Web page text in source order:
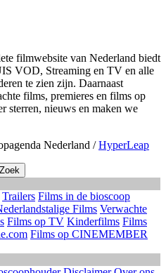
filmwebsite van Nederland biedt
VOD, Streaming en TV en alle
te zien zijn. Daarnaast
films, premieres en films op
sterren, nieuws en maken we
Nederland /HyperLeap
Trailers Films in de bioscoop
Films Verwachte
Films op TV Kinderfilms Films
Films op CINEMEMBER